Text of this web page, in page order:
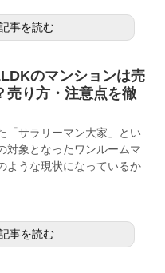
事を読む
のマンションは売
売り方・注意点を徹
「サラリーマン大家」とい
対象となったワンルームマ
ような現状になっているか
事を読む